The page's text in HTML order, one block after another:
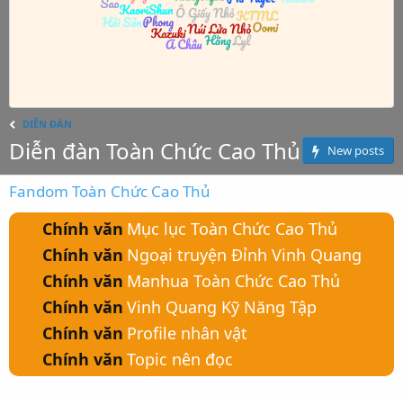
DIỄN ĐÀN
Diễn đàn Toàn Chức Cao Thủ New posts
Fandom Toàn Chức Cao Thủ
Chính văn Mục lục Toàn Chức Cao Thủ
Chính văn Ngoại truyện Đỉnh Vinh Quang
Chính văn Manhua Toàn Chức Cao Thủ
Chính văn Vinh Quang Kỹ Năng Tập
Chính văn Profile nhân vật
Chính văn Topic nên đọc